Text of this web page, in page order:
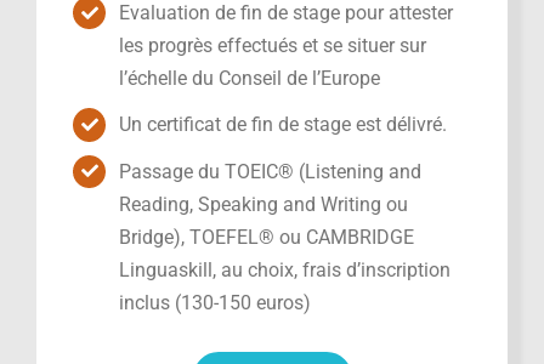
Evaluation de fin de stage pour attester
les progrès effectués et se situer sur
l’échelle du Conseil de l’Europe
Un certificat de fin de stage est délivré.
Passage du TOEIC® (Listening and
Reading, Speaking and Writing ou
Bridge), TOEFEL® ou CAMBRIDGE
Linguaskill, au choix, frais d’inscription
inclus (130-150 euros)